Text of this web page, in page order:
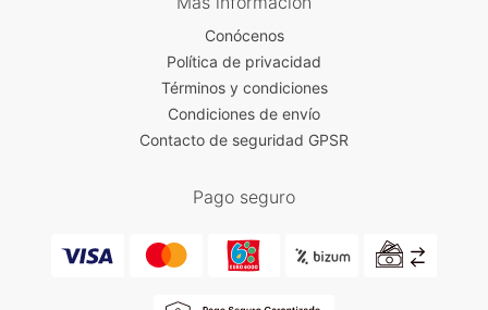
Conócenos
Política de privacidad
Términos y condiciones
Condiciones de envío
Contacto de seguridad GPSR
Pago seguro